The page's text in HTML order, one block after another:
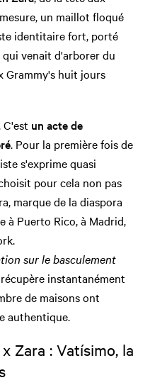
un maillot floqué
identitaire fort, porté
venait d'arborer du
Grammy's huit jours
un acte de
. Pour la première fois de
s'exprime quasi
pour cela non pas
marque de la diaspora
à Puerto Rico, à Madrid,
sur le basculement
instantanément
de maisons ont
authentique.
Zara : Vatísimo, la